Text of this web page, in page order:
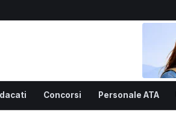
Concorsi Personale ATA